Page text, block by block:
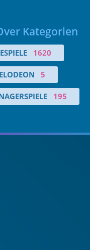
Kategorien
1620
5
195